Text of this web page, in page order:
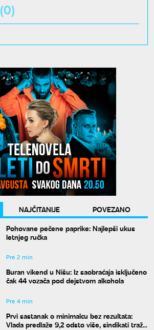
(0)
NAJČITANIJE
POVEZANO
Pohovane pečene paprike: Najlepši ukus
letnjeg ručka
Pre 2 min
Buran vikend u Nišu: Iz saobraćaja isključeno
čak 44 vozača pod dejstvom alkohola
Pre 4 min
Prvi sastanak o minimalcu bez rezultata:
Vlada predlaže 9,2 odsto više, sindikati traže